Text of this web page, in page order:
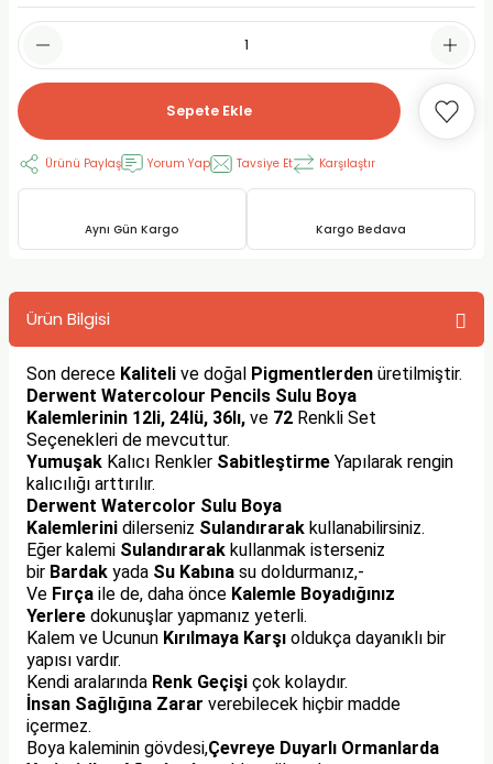
BOYALAR
ve KALEMLER
ve RENKLENDİRİCİLERİ
(PRİMERS)
PASTALAR
SEHPALARI
FIRÇALAR
VE TÜPLERİ
VE UÇLAR (MİN)
KURŞUN KALEMLER
KALEMLERİ
ÜRÜNLERİ
Sepete Ekle
Ürünü Paylaş Yorum Yap Tavsiye Et Karşılaştır
Aynı Gün Kargo Kargo Bedava
Ürün Bilgisi
Son derece Kaliteli ve doğal Pigmentlerden üretilmiştir.
Derwent Watercolour Pencils Sulu Boya
Kalemlerinin 12li, 24lü, 36lı, ve 72 Renkli Set
Seçenekleri de mevcuttur.
Yumuşak Kalıcı Renkler Sabitleştirme Yapılarak rengin
kalıcılığı arttırılır.
Derwent Watercolor Sulu Boya
Kalemlerini dilerseniz Sulandırarak kullanabilirsiniz.
Eğer kalemi Sulandırarak kullanmak isterseniz
bir Bardak yada Su Kabına su doldurmanız,-
Ve Fırça ile de, daha önce Kalemle Boyadığınız
Yerlere dokunuşlar yapmanız yeterli.
Kalem ve Ucunun Kırılmaya Karşı oldukça dayanıklı bir
yapısı vardır.
Kendi aralarında Renk Geçişi çok kolaydır.
İnsan Sağlığına Zarar verebilecek hiçbir madde
içermez.
Boya kaleminin gövdesi,Çevreye Duyarlı Ormanlarda